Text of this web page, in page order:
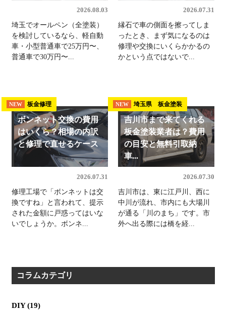
2026.08.03
埼玉でオールペン（全塗装）
を検討しているなら、軽自動
車・小型普通車で25万円〜、
普通車で30万円〜...
2026.07.31
縁石で車の側面を擦ってしま
ったとき、まず気になるのは
修理や交換にいくらかかるの
かという点ではないで...
NEW 板金修理
ボンネット交換の費用
はいくら？相場の内訳
と修理で直せるケース
2026.07.31
修理工場で「ボンネットは交
換ですね」と言われて、提示
された金額に戸惑ってはいな
いでしょうか。ボンネ...
NEW 埼玉県 板金塗装
吉川市まで来てくれる
板金塗装業者は？費用
の目安と無料引取納
車...
2026.07.30
吉川市は、東に江戸川、西に
中川が流れ、市内にも大場川
が通る「川のまち」です。市
外へ出る際には橋を経...
コラムカテゴリ
DIY (19)